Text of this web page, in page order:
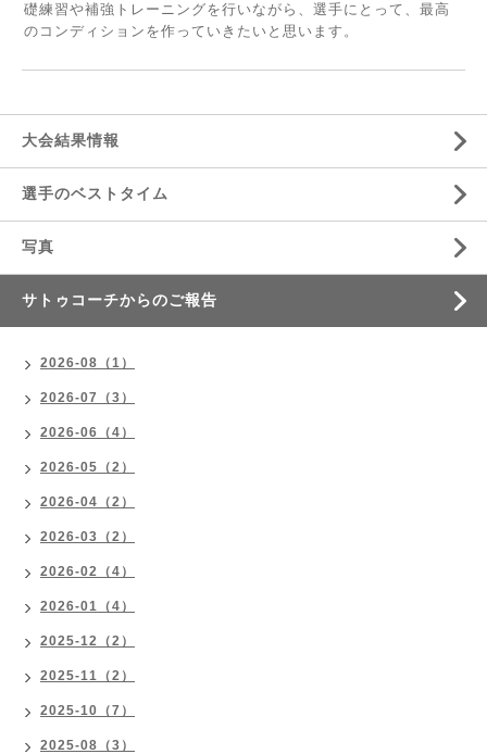
礎練習や補強トレーニングを行いながら、選手にとって、最高
のコンディションを作っていきたいと思います。
大会結果情報
選手のベストタイム
写真
サトゥコーチからのご報告
2026-08（1）
2026-07（3）
2026-06（4）
2026-05（2）
2026-04（2）
2026-03（2）
2026-02（4）
2026-01（4）
2025-12（2）
2025-11（2）
2025-10（7）
2025-08（3）